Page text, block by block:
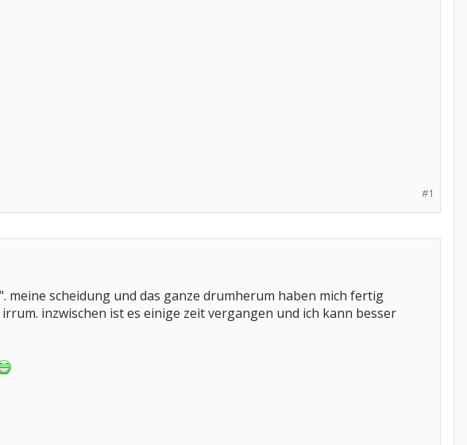
#1
meine scheidung und das ganze drumherum haben mich fertig
inzwischen ist es einige zeit vergangen und ich kann besser